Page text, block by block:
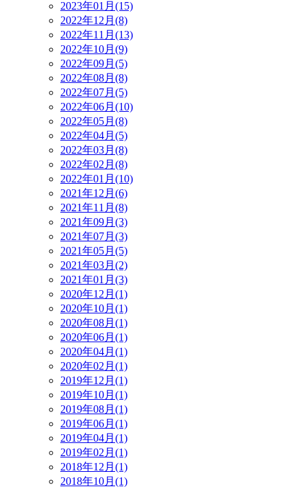
2023年01月(15)
2022年12月(8)
2022年11月(13)
2022年10月(9)
2022年09月(5)
2022年08月(8)
2022年07月(5)
2022年06月(10)
2022年05月(8)
2022年04月(5)
2022年03月(8)
2022年02月(8)
2022年01月(10)
2021年12月(6)
2021年11月(8)
2021年09月(3)
2021年07月(3)
2021年05月(5)
2021年03月(2)
2021年01月(3)
2020年12月(1)
2020年10月(1)
2020年08月(1)
2020年06月(1)
2020年04月(1)
2020年02月(1)
2019年12月(1)
2019年10月(1)
2019年08月(1)
2019年06月(1)
2019年04月(1)
2019年02月(1)
2018年12月(1)
2018年10月(1)